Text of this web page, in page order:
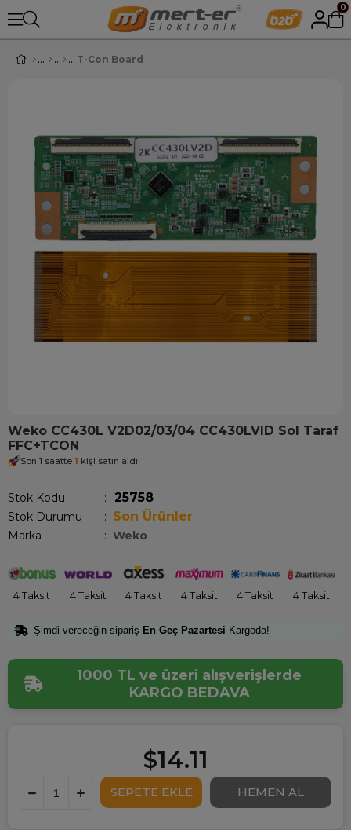
0
T-Con Board
Weko CC430L V2D02/03/04 CC430LVID Sol Taraf
FFC+TCON
Son 1 saatte 1 kişi satın aldı!
Stok Kodu 25758
Stok Durumu : Son Ürünler
Marka : Weko
4 Taksit 4 Taksit 4 Taksit 4 Taksit 4 Taksit 4 Taksit
Şimdi vereceğin sipariş En Geç Pazartesi Kargoda!
1000 TL ve üzeri alışverişlerde
KARGO BEDAVA
$14.11